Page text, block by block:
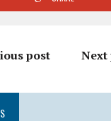
post Next